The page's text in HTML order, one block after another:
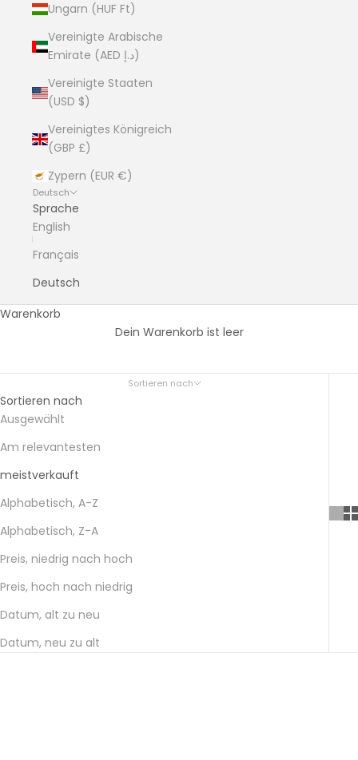
Ungarn (HUF Ft)
Vereinigte Arabische
Emirate (AED د.إ)
Vereinigte Staaten
(USD $)
Vereinigtes Königreich
(GBP £)
Zypern (EUR €)
Deutsch
Sprache
English
Français
Deutsch
Warenkorb
Dein Warenkorb ist leer
Ohrringe – Kräftige Farbe, leichte
Haptik
Paar hat ein einzigartiges Muster, das hervorsticht.
Sortieren nach
Sortieren nach
Ausgewählt
Am relevantesten
meistverkauft
Alphabetisch, A-Z
Alphabetisch, Z-A
Preis, niedrig nach hoch
Preis, hoch nach niedrig
Datum, alt zu neu
Datum, neu zu alt